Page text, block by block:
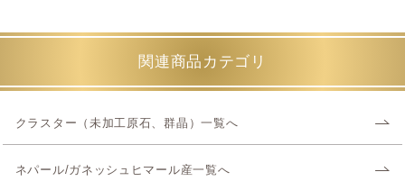
関連商品カテゴリ
クラスター（未加工原石、群晶）一覧へ
ネパール/ガネッシュヒマール産一覧へ